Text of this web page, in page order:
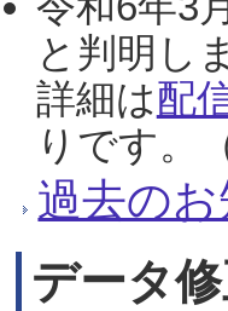
と判明し
詳細は配
りです。
過去の
データ